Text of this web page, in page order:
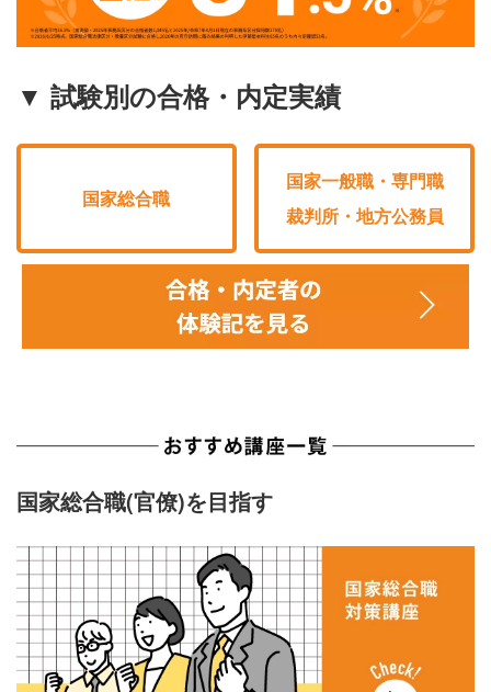
▼ 試験別の合格・内定実績
国家総合職
国家一般職・専門職
裁判所・地方公務員
国家総合職(官僚)を目指す